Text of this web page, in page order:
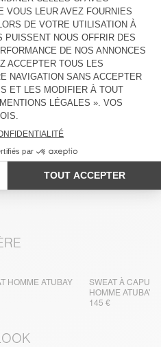
HOMME ATUBAY
SWEAT À
HOMME ATUBAY
145 €